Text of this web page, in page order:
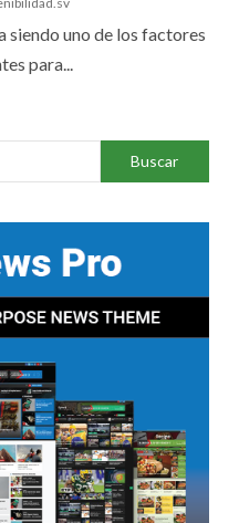
siendo uno de los factores
para...